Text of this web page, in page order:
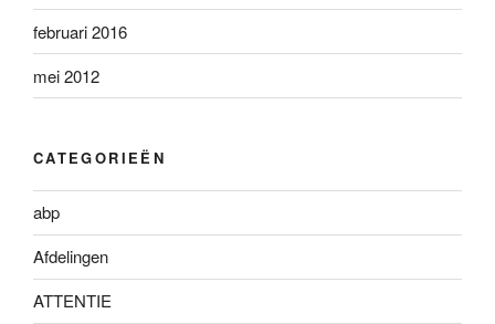
februari 2016
mei 2012
CATEGORIEËN
abp
Afdelingen
ATTENTIE